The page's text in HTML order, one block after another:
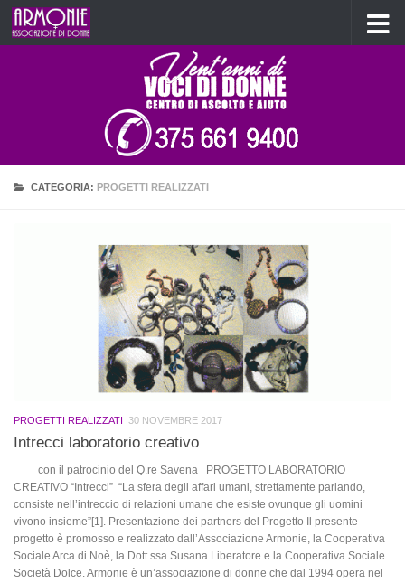
Salta al contenuto
CATEGORIA: PROGETTI REALIZZATI
PROGETTI REALIZZATI 30 NOVEMBRE 2017
Intrecci laboratorio creativo
con il patrocinio del Q.re Savena PROGETTO LABORATORIO
CREATIVO “Intrecci” “La sfera degli affari umani, strettamente parlando,
consiste nell’intreccio di relazioni umane che esiste ovunque gli uomini
vivono insieme”[1]. Presentazione dei partners del Progetto Il presente
progetto è promosso e realizzato dall’Associazione Armonie, la Cooperativa
Sociale Arca di Noè, la Dott.ssa Susana Liberatore e la Cooperativa Sociale
Società Dolce. Armonie è un’associazione di donne che dal 1994 opera nel